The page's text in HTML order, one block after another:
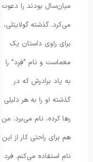
بودند را دعوت
گذشته گولایتلی،
داستان یک
و نام “فِرِد” را
برادرش که در
را به هر دلیلی
نام می‌برد. من
راحتی کار از این
می‌کنم. فرد